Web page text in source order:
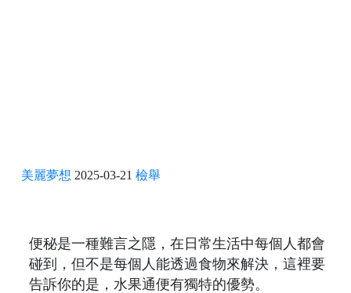
美麗夢想 2025-03-21 檢舉
便秘是一種難言之隱，在日常生活中每個人都會
碰到，但不是每個人能透過食物來解決，這裡要
告訴你的是，水果通便有獨特的優勢。